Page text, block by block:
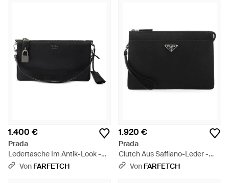
1.400 €
Prada
Ledertasche Im Antik-Look -
Schwarz
Von FARFETCH
1.920 €
Prada
Clutch Aus Saffiano-Leder -
Schwarz
Von FARFETCH